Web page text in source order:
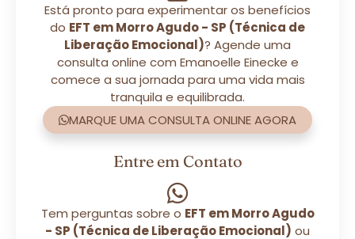
Está pronto para experimentar os benefícios
do EFT em Morro Agudo - SP (Técnica de
Liberação Emocional)? Agende uma
consulta online com Emanoelle Einecke e
comece a sua jornada para uma vida mais
tranquila e equilibrada.
MARQUE UMA CONSULTA ONLINE AGORA
Entre em Contato
Tem perguntas sobre o EFT em Morro Agudo
- SP (Técnica de Liberação Emocional) ou